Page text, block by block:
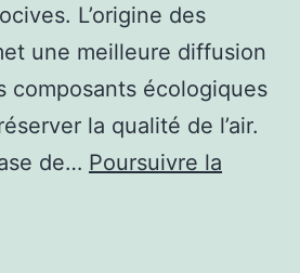
L’origine des
une meilleure diffusion
composants écologiques
la qualité de l’air.
de… Poursuivre la